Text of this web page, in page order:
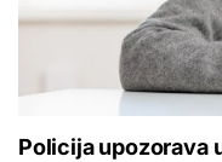
Policija upozorava